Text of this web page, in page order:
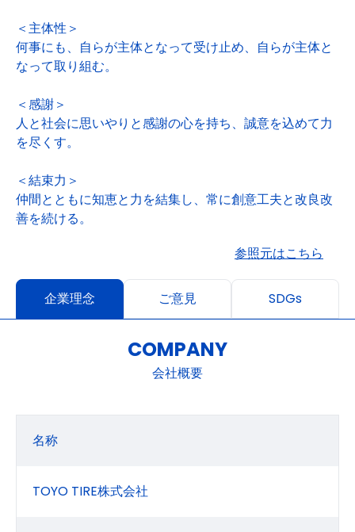
＜主体性＞
何事にも、自らが主体となって受け止め、自らが主体と
なって取り組む。
＜感謝＞
人と社会に思いやりと感謝の心を持ち、誠意を込めて力
を尽くす。
＜結束力＞
仲間とともに知恵と力を結集し、常に創意工夫と改良改
善を続ける。
参照元はこちら
企業理念 ご意見 SDGs
COMPANY
会社概要
名称
TOYO TIRE株式会社